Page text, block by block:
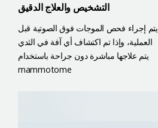
التشخيص والعلاج الدقيق
يتم إجراء فحص الموجات فوق الصوتية قبل
العملية، وإذا تم اكتشاف أي آفة في الثدي
يتم علاجها مباشرة دون جراحة باستخدام
mammotome